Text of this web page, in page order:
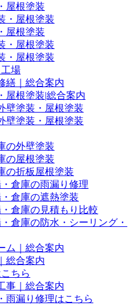
屋根塗装
・屋根塗装
屋根塗装
・屋根塗装
・屋根塗装
場
繕｜総合案内
屋根塗装|総合案内
壁塗装・屋根塗装
壁塗装・屋根塗装
の外壁塗装
の屋根塗装
の折板屋根塗装
倉庫の雨漏り修理
倉庫の遮熱塗装
倉庫の見積もり比較
倉庫の防水・シーリング・
ム｜総合案内
総合案内
ちら
事｜総合案内
雨漏り修理はこちら